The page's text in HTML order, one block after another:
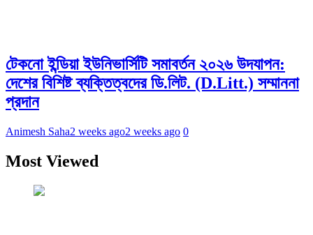
টেকনো ইন্ডিয়া ইউনিভার্সিটি সমাবর্তন ২০২৬ উদযাপন:
দেশের বিশিষ্ট ব্যক্তিত্বদের ডি.লিট. (D.Litt.) সম্মাননা
প্রদান
Animesh Saha2 weeks ago2 weeks ago 0
Most Viewed